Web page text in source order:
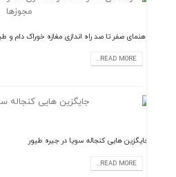
راهنمای صفر تا صد راه اندازی مغازه خوراک دام و
READ MORE...
جایگزین هایی کنجاله سویا در جیره طیور
READ MORE...